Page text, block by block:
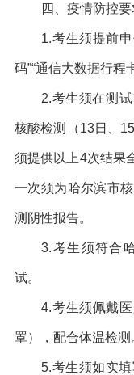
四、疫情防控
1.考生须提前
码”“通信大数据行程
2.考生须在测
核酸检测（13日、
须提供以上4次结果
一次须为哈尔滨市
测阴性报告。
3.考生须符合
试。
4.考生须佩戴
罩），配合体温检测
5.考生须如实